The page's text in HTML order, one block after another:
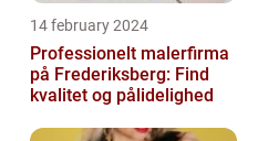
14 february 2024
Professionelt malerfirma
på Frederiksberg: Find
kvalitet og pålidelighed